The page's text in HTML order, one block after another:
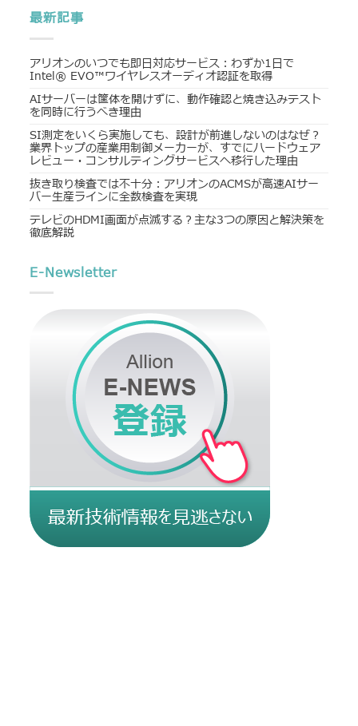
最新記事
アリオンのいつでも即日対応サービス：わずか1日で
Intel® EVO™ワイヤレスオーディオ認証を取得
AIサーバーは筐体を開けずに、動作確認と焼き込みテスト
を同時に行うべき理由
SI測定をいくら実施しても、設計が前進しないのはなぜ？
業界トップの産業用制御メーカーが、すでにハードウェア
レビュー・コンサルティングサービスへ移行した理由
抜き取り検査では不十分：アリオンのACMSが高速AIサー
バー生産ラインに全数検査を実現
テレビのHDMI画面が点滅する？主な3つの原因と解決策を
徹底解説
E-Newsletter